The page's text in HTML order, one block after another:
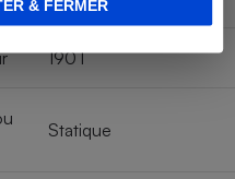
& FERMER
190 l
Statique